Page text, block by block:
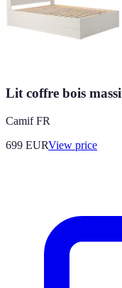
Lit coffre bois
Camif FR
699 EURView price